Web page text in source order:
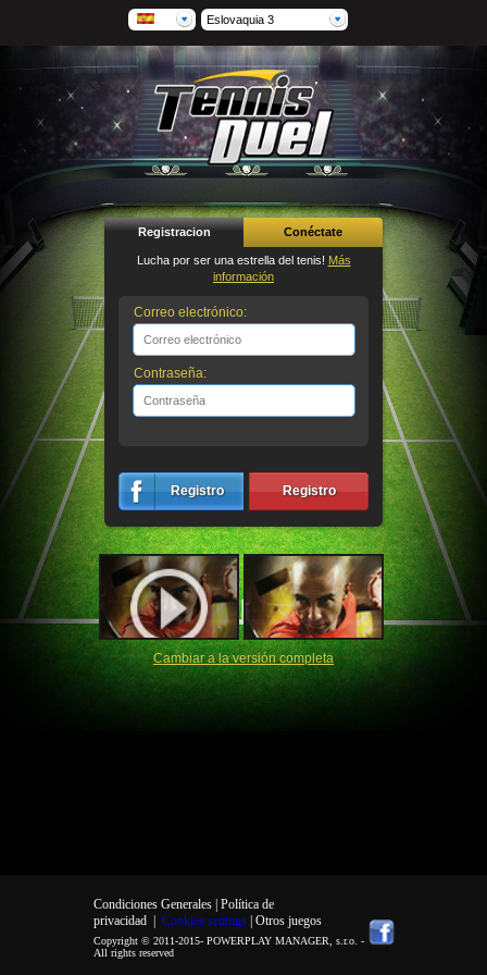
Eslovaquia 3
Registracion Conéctate
Lucha por ser una estrella del tenis! Más
información
Correo electrónico:
Contraseña:
Registro Registro
Cambiar a la versión completa
Condiciones Generales | Política de
privacidad| Cookies settings | Otros juegos
Copyright © 2011-2015- POWERPLAY MANAGER, s.r.o. -
All rights reserved